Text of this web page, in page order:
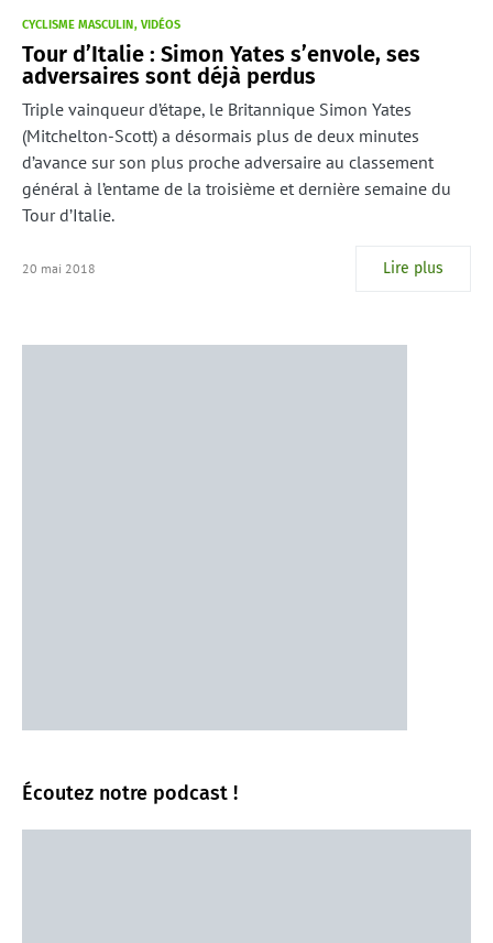
CYCLISME MASCULIN VIDÉOS
Tour d’Italie : Simon Yates s’envole, ses
adversaires sont déjà perdus
Triple vainqueur d’étape, le Britannique Simon Yates
(Mitchelton-Scott) a désormais plus de deux minutes
d’avance sur son plus proche adversaire au classement
général à l’entame de la troisième et dernière semaine du
Tour d’Italie.
20 mai 2018 Lire plus
Écoutez notre podcast !